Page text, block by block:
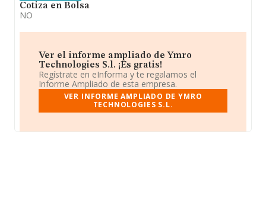
Cotiza en Bolsa
NO
Ver el informe ampliado de Ymro
Technologies S.l. ¡Es gratis!
Regístrate en eInforma y te regalamos el
Informe Ampliado de esta empresa.
VER INFORME AMPLIADO DE YMRO
TECHNOLOGIES S.L.